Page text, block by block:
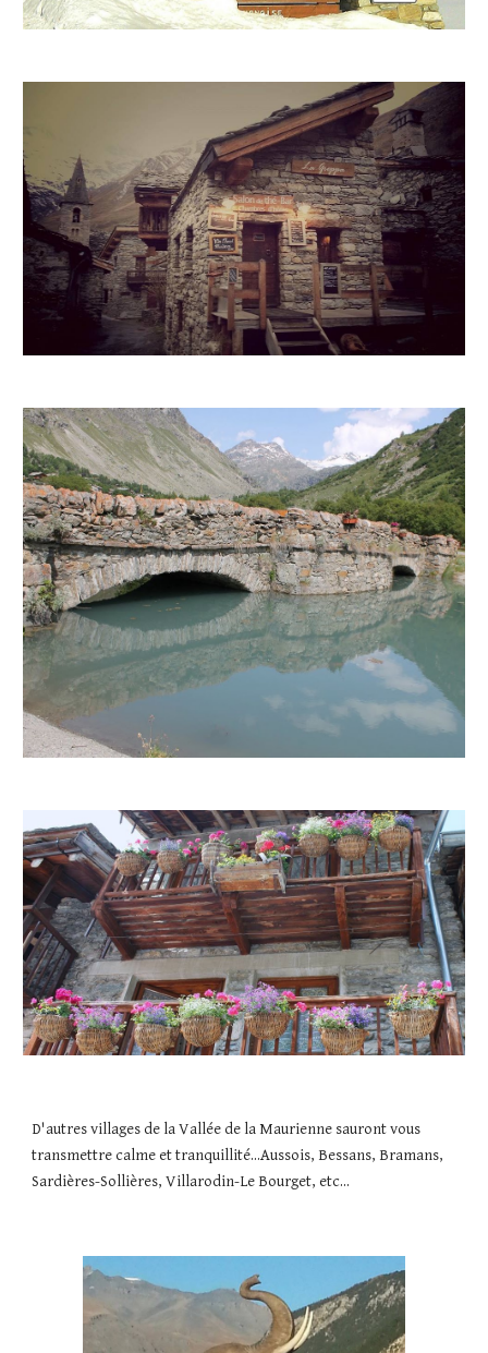
D'autres villages de la Vallée de la Maurienne sauront vous
transmettre calme et tranquillité...Aussois, Bessans, Bramans,
Sardières-Sollières, Villarodin-Le Bourget, etc...